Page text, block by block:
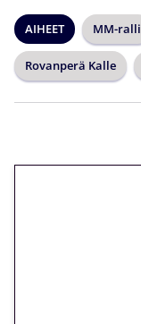
AIHEET MM-ralli
Rovanperä Kalle